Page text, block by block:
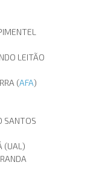
LEITÃO
(AFA)
SANTOS
(UAL)